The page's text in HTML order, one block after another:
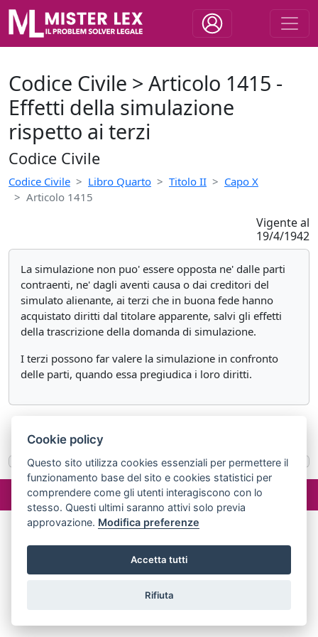
Codice Civile > Articolo 1415 -
Effetti della simulazione
rispetto ai terzi
Codice Civile
Codice Civile Libro Quarto Titolo II
Capo X
Articolo 1415
Vigente al
19/4/1942
La simulazione non puo' essere opposta ne' dalle parti
contraenti, ne' dagli aventi causa o dai creditori del
simulato alienante, ai terzi che in buona fede hanno
acquistato diritti dal titolare apparente, salvi gli effetti
della trascrizione della domanda di simulazione.
I terzi possono far valere la simulazione in confronto
delle parti, quando essa pregiudica i loro diritti.
©2024 misterlex.it -redazione@misterlex.it -Privacy
02029690472
Cookie policy
Questo sito utilizza cookies essenziali per permettere il
funzionamento base del sito e cookies statistici per
comprendere come gli utenti interagiscono con lo
stesso. Questi ultimi saranno attivi solo previa
approvazione. Modifica preferenze
Accetta tutti
Rifiuta